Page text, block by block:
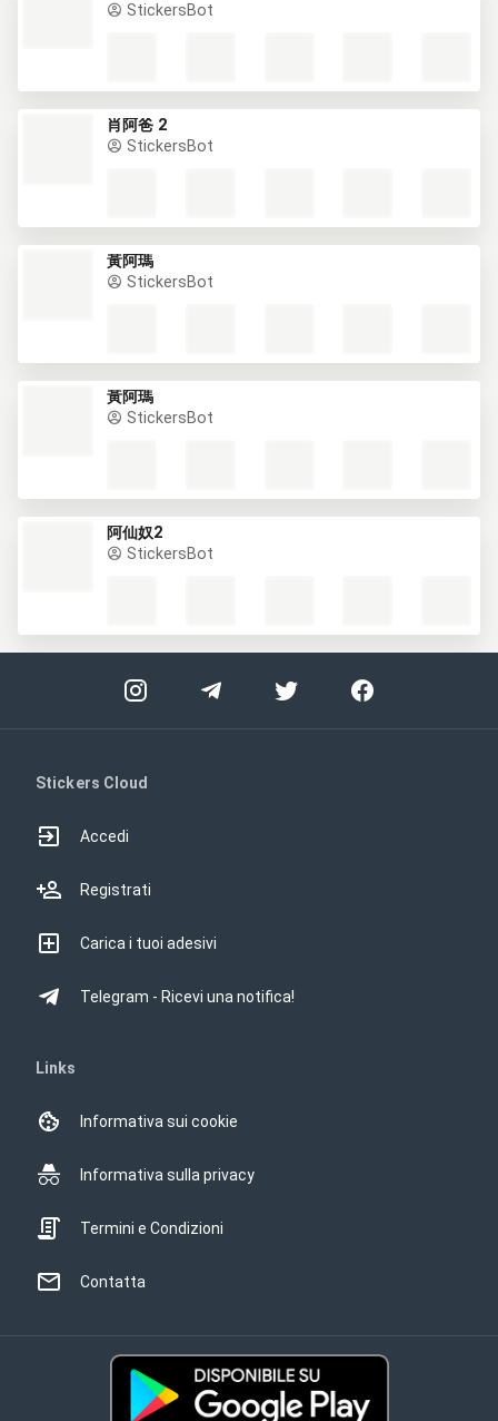
StickersBot
肖阿爸 2
StickersBot
黃阿瑪
StickersBot
黃阿瑪
StickersBot
阿仙奴2
StickersBot
Stickers Cloud
Accedi
Registrati
Carica i tuoi adesivi
Telegram - Ricevi una notifica!
Links
Informativa sui cookie
Informativa sulla privacy
Termini e Condizioni
Contatta